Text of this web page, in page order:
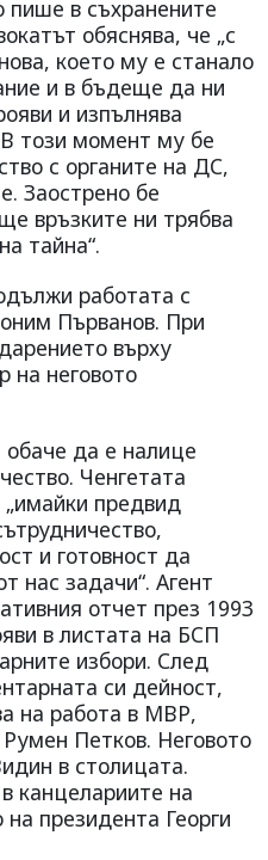
пише в съхранените
обяснява, че „с
което му е станало
и в бъдеще да ни
и изпълнява
този момент му бе
с органите на ДС,
Заострено бе
връзките ни трябва
тайна“.
работата с
Първанов. При
върху
на неговото
да е налице
Ченгетата
предвид
и готовност да
нас задачи“. Агент
отчет през 1993
в листата на БСП
избори. След
си дейност,
на работа в МВР,
Румен Петков. Неговото
в столицата.
канцелариите на
президента Георги